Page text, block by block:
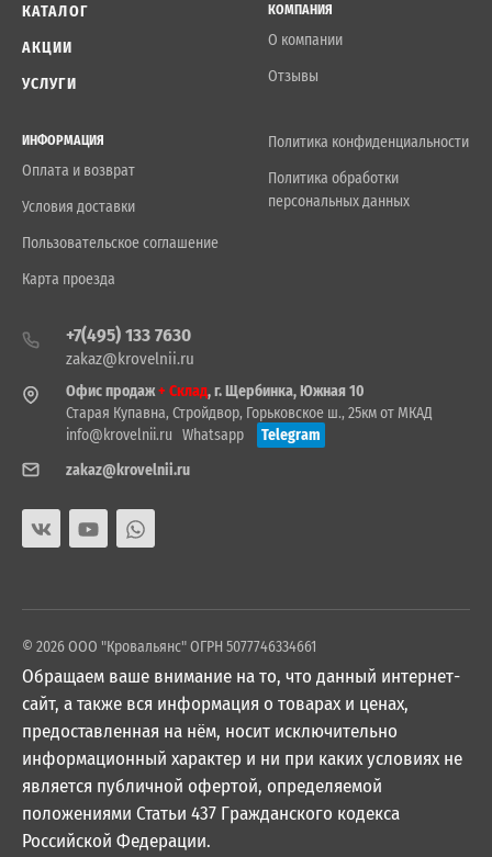
КАТАЛОГ
АКЦИИ
УСЛУГИ
КОМПАНИЯ
О компании
Отзывы
ИНФОРМАЦИЯ
Оплата и возврат
Условия доставки
Пользовательское соглашение
Карта проезда
Политика конфиденциальности
Политика обработки
персональных данных
+7(495) 133 7630
zakaz@krovelnii.ru
Офис продаж+ Склад, г. Щербинка, Южная 10
Старая Купавна, Стройдвор, Горьковское ш., 25км от МКАД
info@krovelnii.ru Whatsapp
Telegram
zakaz@krovelnii.ru
© 2026 ООО "Кровальянс" ОГРН 5077746334661
Обращаем ваше внимание на то, что данный интернет-
сайт, а также вся информация о товарах и ценах,
предоставленная на нём, носит исключительно
информационный характер и ни при каких условиях не
является публичной офертой, определяемой
положениями Статьи 437 Гражданского кодекса
Российской Федерации.